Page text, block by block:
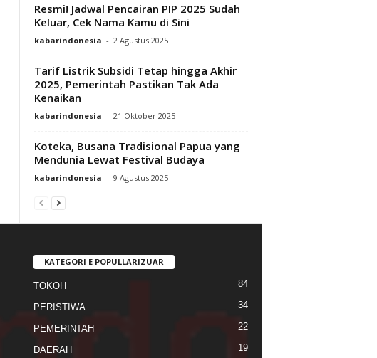
Resmi! Jadwal Pencairan PIP 2025 Sudah
Keluar, Cek Nama Kamu di Sini
kabarindonesia - 2 Agustus 2025
Tarif Listrik Subsidi Tetap hingga Akhir
2025, Pemerintah Pastikan Tak Ada
Kenaikan
kabarindonesia - 21 Oktober 2025
Koteka, Busana Tradisional Papua yang
Mendunia Lewat Festival Budaya
kabarindonesia - 9 Agustus 2025
KATEGORI E POPULLARIZUAR
TOKOH 84
PERISTIWA 34
PEMERINTAH 22
DAERAH 19